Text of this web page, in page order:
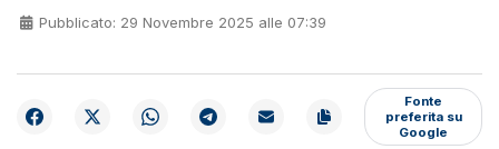
Pubblicato: 29 Novembre 2025 alle 07:39
Fonte
preferita su
Google